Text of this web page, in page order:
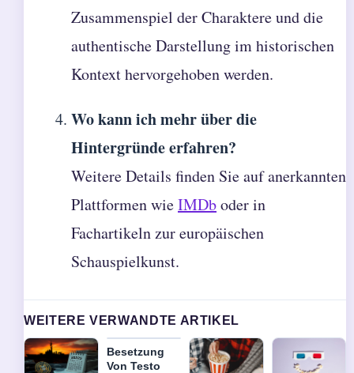
Zusammenspiel der Charaktere und die
authentische Darstellung im historischen
Kontext hervorgehoben werden.
Wo kann ich mehr über die
Hintergründe erfahren?
Weitere Details finden Sie auf anerkannten
Plattformen wieIMDboder in
Fachartikeln zur europäischen
Schauspielkunst.
WEITERE VERWANDTE ARTIKEL
Besetzung
Von Testo